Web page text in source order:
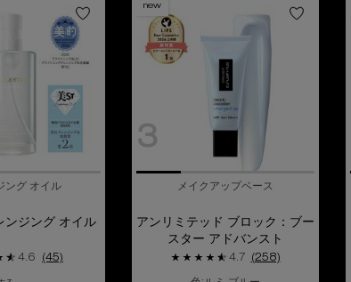
ング オイル
ンジング オイル
4.6 (45)
3
new
メイクアップベース
アンリミテッド ブロック：ブー
スター アドバンスト
4.7 (258)